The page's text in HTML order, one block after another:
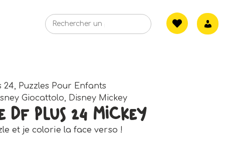
24, Puzzles Pour Enfants
Giocattolo, Disney Mickey
Df Plus 24 Mickey
et je colorie la face verso !